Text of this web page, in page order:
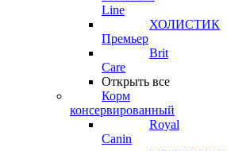
Line
ХОЛИСТИК
Премьер
Brit
Care
Открыть все
Корм
консервированный
Royal
Canin